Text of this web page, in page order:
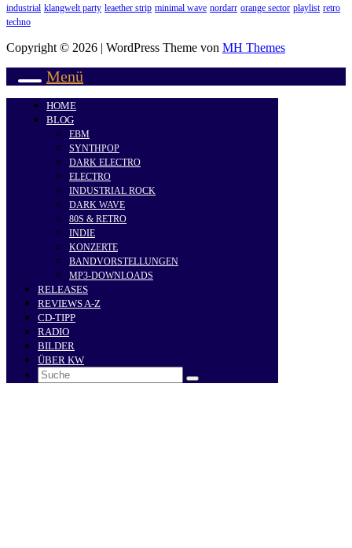
industrial klangwelt party leaether strip minimal wave nordarr orange sector playlist retro
techno
Copyright © 2026 | WordPress Theme von MH Themes
Menü
HOME
BLOG
EBM
SYNTHPOP
DARK ELECTRO
ELECTRO
INDUSTRIAL ROCK
DARK WAVE
80S & RETRO
INDIE
KONZERTE
BANDVORSTELLUNGEN
MP3-DOWNLOADS
RELEASES
REVIEWS A-Z
CD-TIPP
RADIO
BILDER
ÜBER KW
Search